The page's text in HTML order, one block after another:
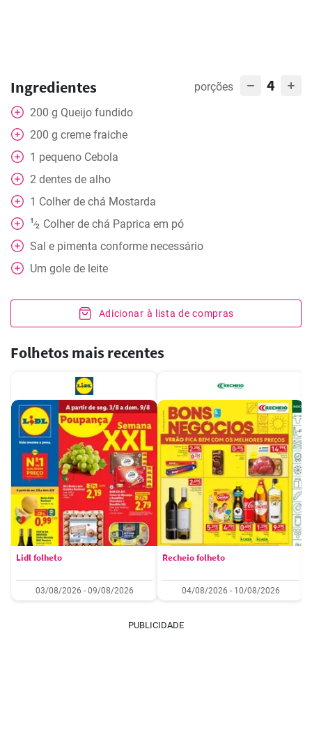
Ingredientes porções 4
200 g Queijo fundido
200 g creme fraiche
1 pequeno Cebola
2 dentes de alho
1 Colher de chá Mostarda
1⁄2 Colher de chá Paprica em pó
Sal e pimenta conforme necessário
Um gole de leite
Adicionar à lista de compras
Folhetos mais recentes
Lidl folheto
03/08/2026 - 09/08/2026
Recheio folheto
04/08/2026 - 10/08/2026
PUBLICIDADE